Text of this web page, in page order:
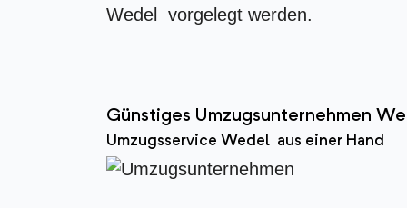
Wedel vorgelegt werden.
Günstiges Umzugsunternehmen
Umzugsservice Wedel aus einer Hand